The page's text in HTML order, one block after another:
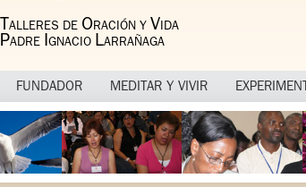
T ALLERES DE ORACIÓN Y V IDA
PADRE IGNACIO LARRAÑAGA
FUNDADOR MEDITAR Y VIVIR